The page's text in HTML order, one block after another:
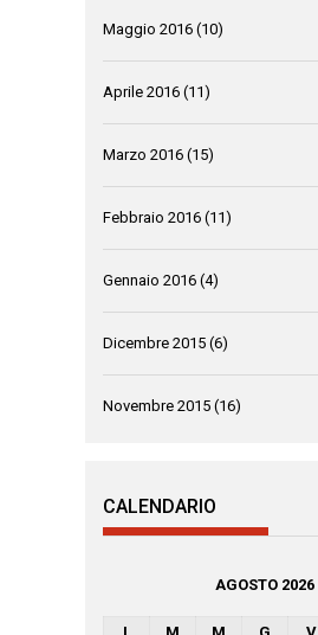
Maggio 2016 (10)
Aprile 2016 (11)
Marzo 2016 (15)
Febbraio 2016 (11)
Gennaio 2016 (4)
Dicembre 2015 (6)
Novembre 2015 (16)
CALENDARIO
AGOSTO 2026